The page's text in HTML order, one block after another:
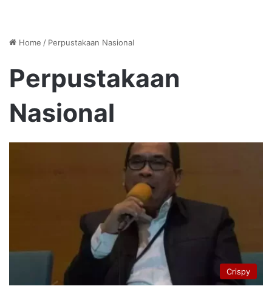
Home / Perpustakaan Nasional
Perpustakaan
Nasional
Crispy